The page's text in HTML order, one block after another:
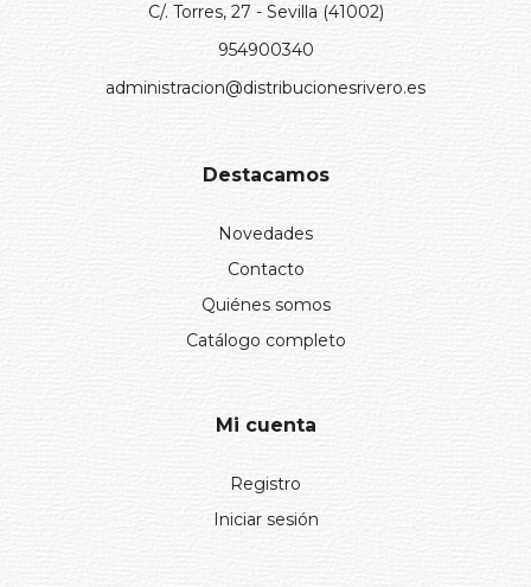
C/. Torres, 27 - Sevilla (41002)
954900340
administracion@distribucionesrivero.es
Destacamos
Novedades
Contacto
Quiénes somos
Catálogo completo
Mi cuenta
Registro
Iniciar sesión